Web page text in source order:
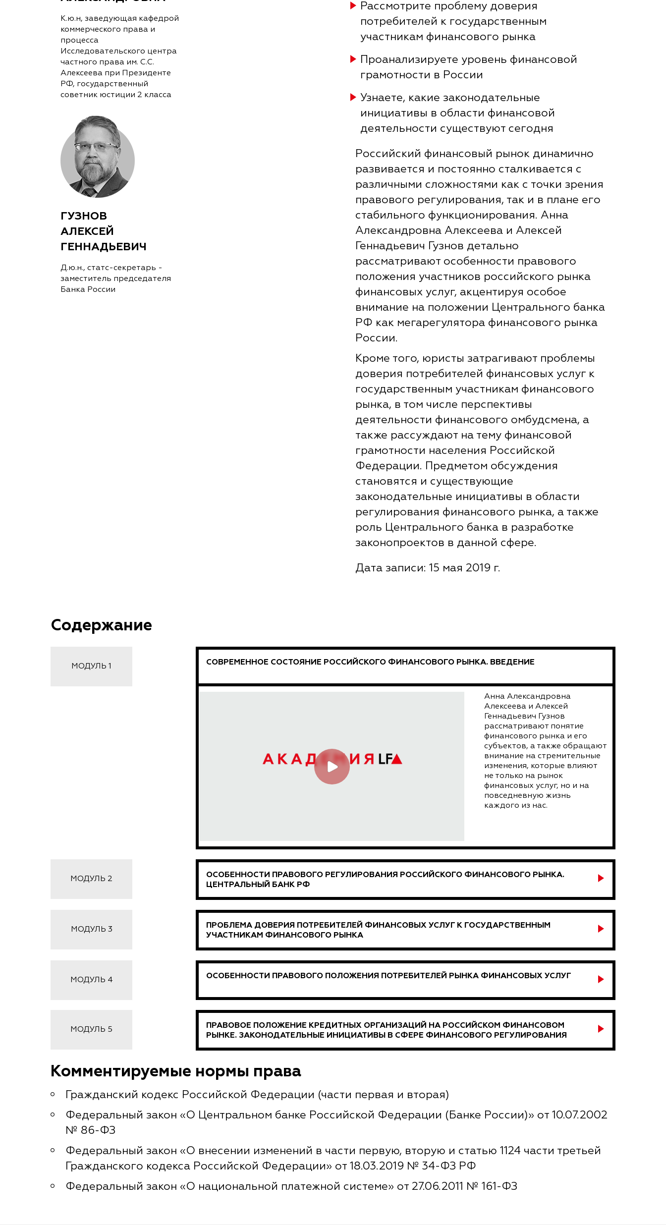
К.ю.н, заведующая кафедрой
коммерческого права и
процесса
Исследовательского центра
частного права им. С.С.
Алексеева при Президенте
РФ, государственный
советник юстиции 2 класса
ГУЗНОВ
АЛЕКСЕЙ
ГЕННАДЬЕВИЧ
Д.ю.н., статс-секретарь -
заместитель председателя
Банка России
Рассмотрите проблему доверия
потребителей к государственным
участникам финансового рынка
Проанализируете уровень финансовой
грамотности в России
Узнаете, какие законодательные
инициативы в области финансовой
деятельности существуют сегодня
Российский финансовый рынок динамично
развивается и постоянно сталкивается с
различными сложностями как с точки зрения
правового регулирования, так и в плане его
стабильного функционирования. Анна
Александровна Алексеева и Алексей
Геннадьевич Гузнов детально
рассматривают особенности правового
положения участников российского рынка
финансовых услуг, акцентируя особое
внимание на положении Центрального банка
РФ как мегарегулятора финансового рынка
России.
Кроме того, юристы затрагивают проблемы
доверия потребителей финансовых услуг к
государственным участникам финансового
рынка, в том числе перспективы
деятельности финансового омбудсмена, а
также рассуждают на тему финансовой
грамотности населения Российской
Федерации. Предметом обсуждения
становятся и существующие
законодательные инициативы в области
регулирования финансового рынка, а также
роль Центрального банка в разработке
законопроектов в данной сфере.
Дата записи: 15 мая 2019 г.
Содержание
МОДУЛЬ 1 СОВРЕМЕННОЕ СОСТОЯНИЕ РОССИЙСКОГО ФИНАНСОВОГО РЫНКА. ВВЕДЕНИЕ
Анна Александровна
Алексеева и Алексей
Геннадьевич Гузнов
рассматривают понятие
финансового рынка и его
субъектов, а также обращают
внимание на стремительные
изменения, которые влияют
не только на рынок
финансовых услуг, но и на
повседневную жизнь
каждого из нас.
МОДУЛЬ 2
ОСОБЕННОСТИ ПРАВОВОГО РЕГУЛИРОВАНИЯ РОССИЙСКОГО ФИНАНСОВОГО РЫНКА.
ЦЕНТРАЛЬНЫЙ БАНК РФ
МОДУЛЬ 3
ПРОБЛЕМА ДОВЕРИЯ ПОТРЕБИТЕЛЕЙ ФИНАНСОВЫХ УСЛУГ К ГОСУДАРСТВЕННЫМ
УЧАСТНИКАМ ФИНАНСОВОГО РЫНКА
МОДУЛЬ 4 ОСОБЕННОСТИ ПРАВОВОГО ПОЛОЖЕНИЯ ПОТРЕБИТЕЛЕЙ РЫНКА ФИНАНСОВЫХ УСЛУГ
МОДУЛЬ 5
ПРАВОВОЕ ПОЛОЖЕНИЕ КРЕДИТНЫХ ОРГАНИЗАЦИЙ НА РОССИЙСКОМ ФИНАНСОВОМ
РЫНКЕ. ЗАКОНОДАТЕЛЬНЫЕ ИНИЦИАТИВЫ В СФЕРЕ ФИНАНСОВОГО РЕГУЛИРОВАНИЯ
Комментируемые нормы права
Гражданский кодекс Российской Федерации (части первая и вторая)
Федеральный закон «О Центральном банке Российской Федерации (Банке России)» от 10.07.2002
№ 86-ФЗ
Федеральный закон «О внесении изменений в части первую, вторую и статью 1124 части третьей
Гражданского кодекса Российской Федерации» от 18.03.2019 № 34-ФЗ РФ
Федеральный закон «О национальной платежной системе» от 27.06.2011 № 161-ФЗ